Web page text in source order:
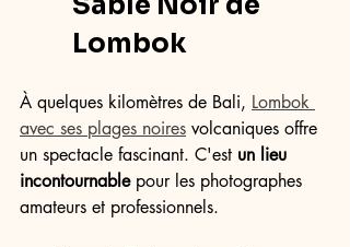
Lombok
À quelques kilomètres de Bali, Lombok
avec ses plages noires volcaniques offre
un spectacle fascinant. C'est un lieu
incontournable pour les photographes
amateurs et professionnels.